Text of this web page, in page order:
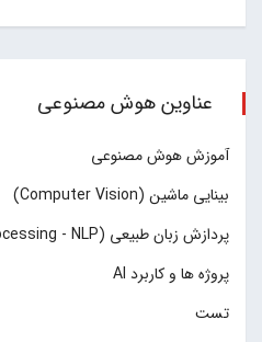
عناوین هوش مصنوعی
آموزش هوش مصنوعی
بینایی ماشین (Computer Vision)
پردازش زبان طبیعی (Natural Language Processing - NLP)
پروژه ها و کاربرد AI
تست